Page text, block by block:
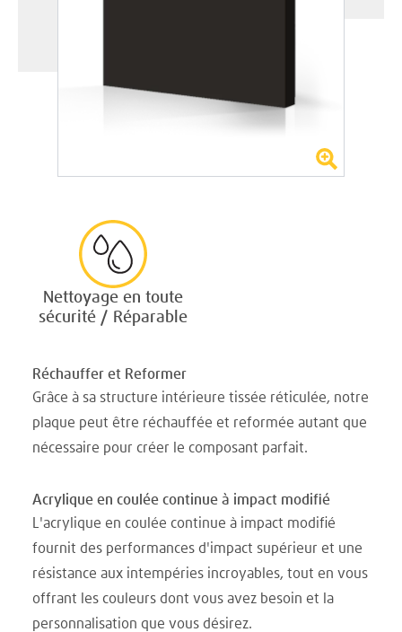
Nettoyage en toute
sécurité / Réparable
Réchauffer et Reformer
Grâce à sa structure intérieure tissée réticulée, notre
plaque peut être réchauffée et reformée autant que
nécessaire pour créer le composant parfait.
Acrylique en coulée continue à impact modifié
L'acrylique en coulée continue à impact modifié
fournit des performances d'impact supérieur et une
résistance aux intempéries incroyables, tout en vous
offrant les couleurs dont vous avez besoin et la
personnalisation que vous désirez.